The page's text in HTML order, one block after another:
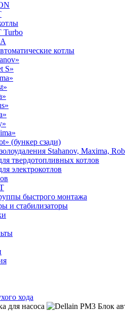
Turbo
котлы
S»
(бункер сзади)
Stahanov, Maxima,
твердотопливных котлов
электрокотлов
быстрого монтажа
и стабилизаторы
хода
для насоса
Блок